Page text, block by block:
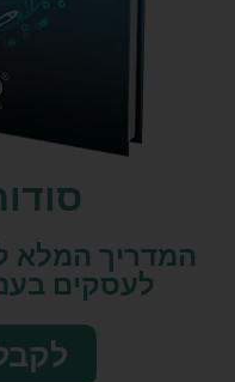
המדריך המלא
לעסקים